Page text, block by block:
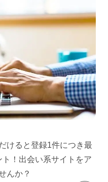
けると登録1件につき最
！出会い系サイトをア
んか？